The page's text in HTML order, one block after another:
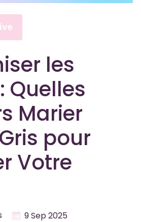
les
Quelles
Marier
pour
Votre
9 Sep 2025